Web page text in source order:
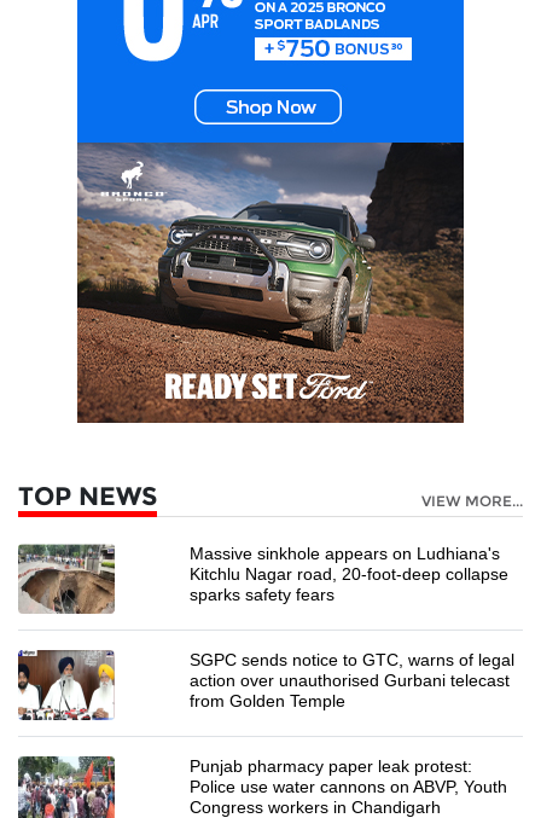
TOP NEWS VIEW MORE...
Massive sinkhole appears on Ludhiana's
Kitchlu Nagar road, 20-foot-deep collapse
sparks safety fears
SGPC sends notice to GTC, warns of legal
action over unauthorised Gurbani telecast
from Golden Temple
Punjab pharmacy paper leak protest:
Police use water cannons on ABVP, Youth
Congress workers in Chandigarh